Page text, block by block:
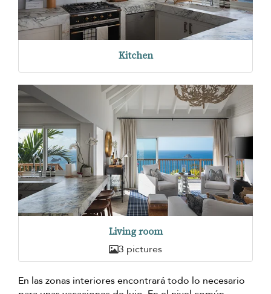
Kitchen
Living room
3 pictures
En las zonas interiores encontrará todo lo necesario